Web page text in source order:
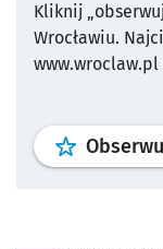
Kliknij
Wrocławiu.
www.wroclaw.pl